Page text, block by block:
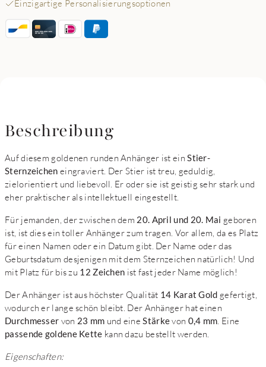
Einzigartige Personalisierungsoptionen
Beschreibung
Auf diesem goldenen runden Anhänger ist einStier-
Sternzeichen eingraviert. Der Stier ist treu, geduldig,
zielorientiert und liebevoll. Er oder sie ist geistig sehr stark und
eher praktischer als intellektuell eingestellt.
Für jemanden, der zwischen dem 20. April und 20. Mai geboren
ist, ist dies ein toller Anhänger zum tragen. Vor allem, da es Platz
für einen Namen oder ein Datum gibt. Der Name oder das
Geburtsdatum desjenigen mit dem Sternzeichen natürlich! Und
mit Platz für bis zu 12 Zeichen ist fast jeder Name möglich!
Der Anhänger ist aus höchster Qualität 14 Karat Gold gefertigt,
wodurch er lange schön bleibt. Der Anhänger hat einen
Durchmesser von 23 mm und eineStärkevon 0,4 mm . Eine
passende goldene Kette kann dazu bestellt werden.
Eigenschaften: